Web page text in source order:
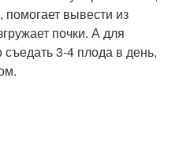
помогает вывести из
почки. А для
3-4 плода в день,